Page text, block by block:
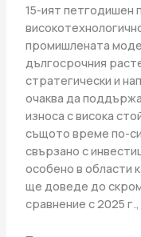
15-ият петгодишен
промишлената
дългосрочния
стратегически и
очаква да
износа с висока
същото време по-
свързано с
особено в области
ще доведе до
сравнение с 2025